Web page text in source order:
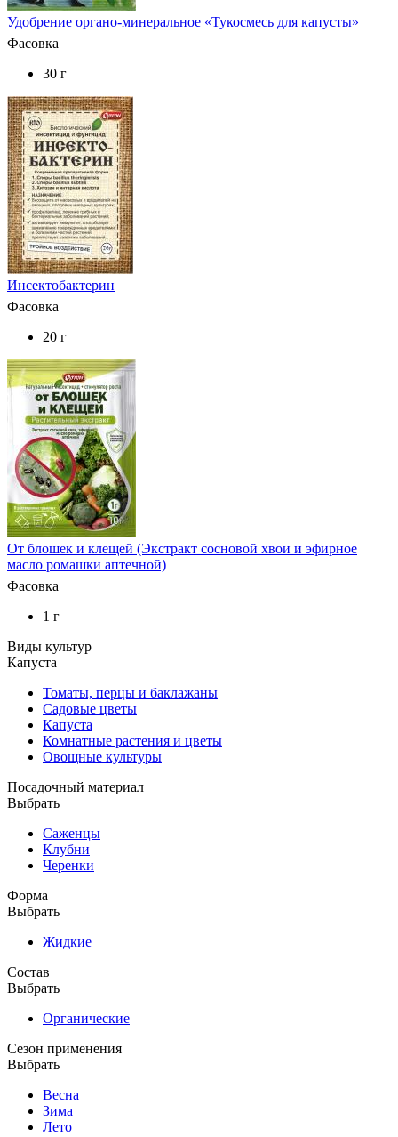
Удобрение органо-минеральное «Тукосмесь для капусты»
Фасовка
30 г
Инсектобактерин
Фасовка
20 г
От блошек и клещей (Экстракт сосновой хвои и эфирное
масло ромашки аптечной)
Фасовка
1 г
Виды культур
Капуста
Томаты, перцы и баклажаны
Садовые цветы
Капуста
Комнатные растения и цветы
Овощные культуры
Посадочный материал
Выбрать
Саженцы
Клубни
Черенки
Форма
Выбрать
Жидкие
Состав
Выбрать
Органические
Сезон применения
Выбрать
Весна
Зима
Лето